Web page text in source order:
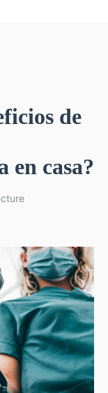
de
en casa?